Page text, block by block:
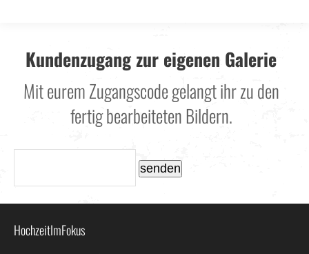
Kundenzugang zur eigenen Galerie
Mit eurem Zugangscode gelangt ihr zu den
fertig bearbeiteten Bildern.
senden
HochzeitImFokus